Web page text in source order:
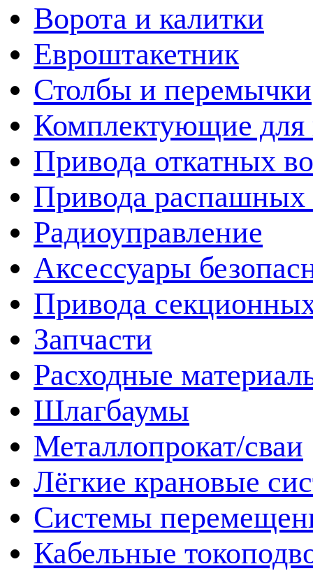
Ворота и калитки
Евроштакетник
Столбы и перемычки
Комплектующие для
Привода откатных
Привода распашных
Радиоуправление
Аксессуары
Привода
Запчасти
Расходные
Шлагбаумы
Металлопрокат/сваи
Лёгкие крановые
Системы
Кабельные